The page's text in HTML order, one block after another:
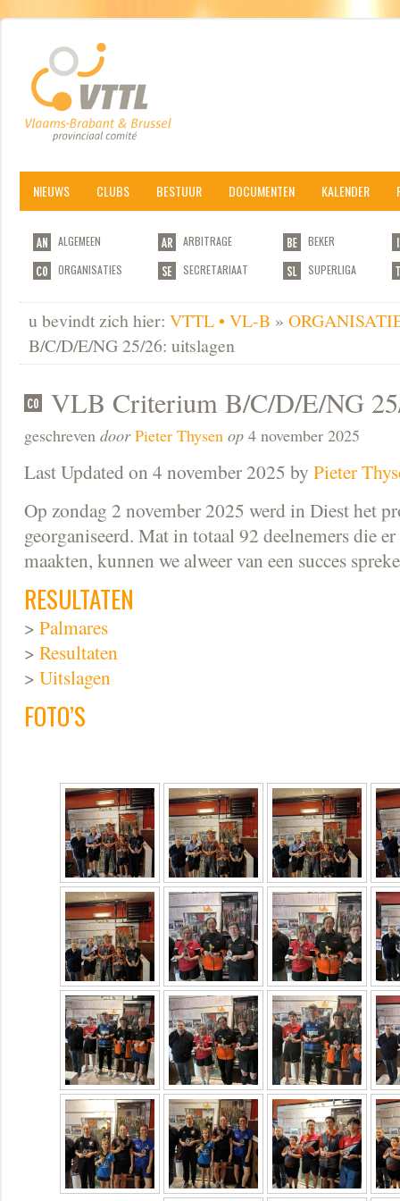
NIEUWS CLUBS BESTUUR DOCUMENTEN KALENDER
ALGEMEEN ARBITRAGE
BEKER
ORGANISATIES
SECRETARIAAT SUPERLIGA
u bevindt zich hier: VTTL • VL-B »
B/C/D/E/NG 25/26: uitslagen
VLB Criterium B/C/D/E/NG
geschreven door Pieter Thysen op 4 november 2025
Last Updated on 4 november 2025 by Pieter
Op zondag 2 november 2025 werd in Diest het
georganiseerd. Mat in totaal 92 deelnemers die
maakten, kunnen we alweer van een succes
RESULTATEN
> Palmares
> Resultaten
> Uitslagen
FOTO’S